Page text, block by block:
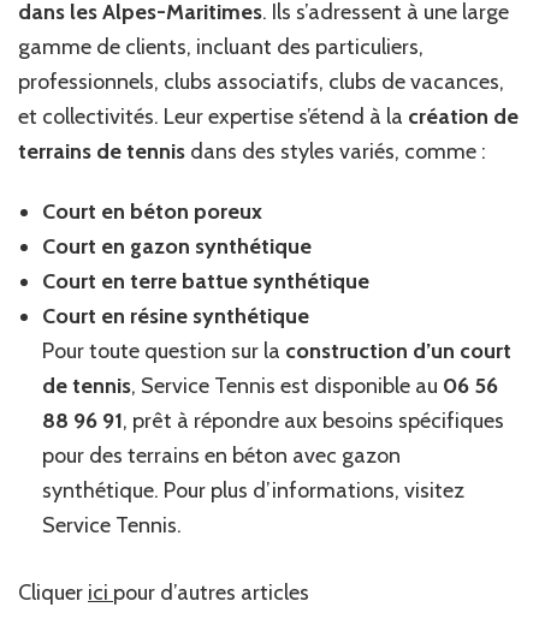
dans les Alpes-Maritimes. Ils s’adressent à une large
gamme de clients, incluant des particuliers,
professionnels, clubs associatifs, clubs de vacances,
et collectivités. Leur expertise s’étend à la création de
terrains de tennis dans des styles variés, comme :
Court en béton poreux
Court en gazon synthétique
Court en terre battue synthétique
Court en résine synthétique
Pour toute question sur la construction d’un court
de tennis, Service Tennis est disponible au 06 56
88 96 91, prêt à répondre aux besoins spécifiques
pour des terrains en béton avec gazon
synthétique. Pour plus d’informations, visitez
Service Tennis.
Cliquer ici pour d’autres articles